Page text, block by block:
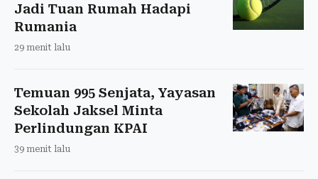
Jadi Tuan Rumah Hadapi
Rumania
29 menit lalu
Temuan 995 Senjata, Yayasan
Sekolah Jaksel Minta
Perlindungan KPAI
39 menit lalu